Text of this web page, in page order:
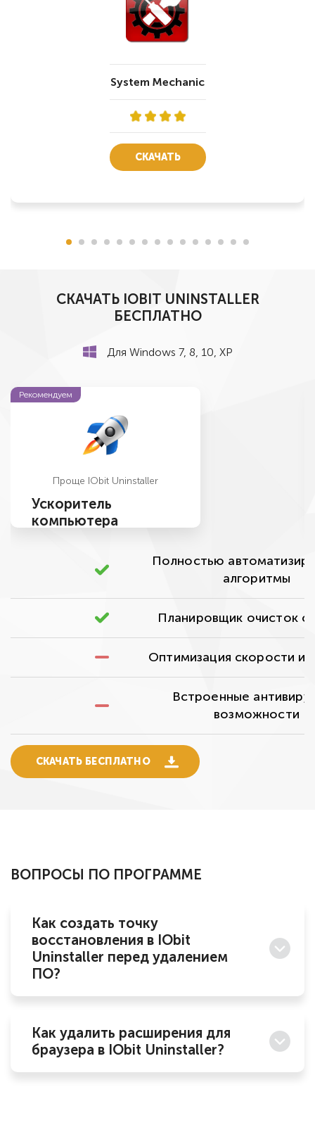
System Mechanic
СКАЧАТЬ
СКАЧАТЬ IOBIT UNINSTALLER
БЕСПЛАТНО
Для Windows 7, 8, 10, ХР
Рекомендуем
Проще IObit Uninstaller
Ускоритель
компьютера
Полностью
алгоритмы
Планировщик очисток
Оптимизация скорости
Встроенные
возможности
СКАЧАТЬ БЕСПЛАТНО
ВОПРОСЫ ПО ПРОГРАММЕ
Как создать точку
восстановления в IObit
Uninstaller перед удалением
ПО?
Как удалить расширения для
браузера в IObit Uninstaller?